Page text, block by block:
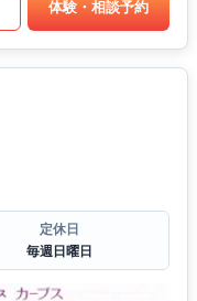
体験・相談予約
定休日
毎週日曜日